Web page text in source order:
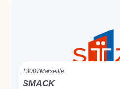
13007Marseille
SMACK